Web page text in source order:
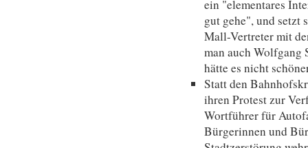
ein "elementares
gut gehe", und setzt
Mall-Vertreter mit
man auch Wolfgang
hätte es nicht
Statt den
ihren Protest zur
Wortführer für
Bürgerinnen und